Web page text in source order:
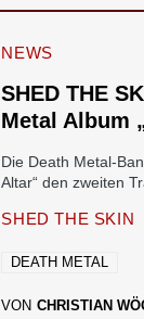
NEWS
SHED THE
Metal Album
Die Death Metal-
Altar“ den zweiten
SHED THE SKIN
DEATH METAL
VON CHRISTIAN